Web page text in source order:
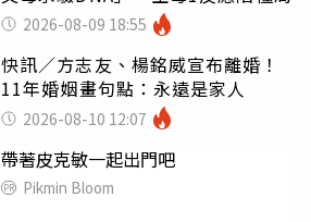
2026-08-09 18:55
快訊／方志友、楊銘威宣布離婚！
11年婚姻畫句點：永遠是家人
2026-08-10 12:07
帶著皮克敏一起出門吧
Pikmin Bloom